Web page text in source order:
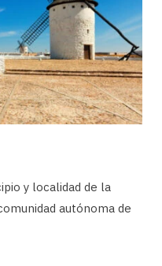
y localidad de la
autónoma de